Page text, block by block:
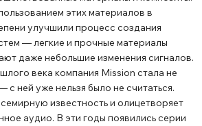
этих материалов в
улучшили процесс создания
― легкие и прочные материалы
даже небольшие изменения сигналов.
века компания Mission стала не
с ней уже нельзя было не считаться.
известность и олицетворяет
аудио. В эти годы появились серии